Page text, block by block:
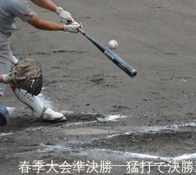
春季大会準決勝 猛打で決勝